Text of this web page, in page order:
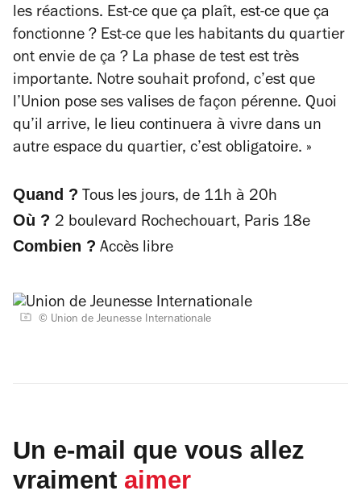
les réactions. Est-ce que ça plaît, est-ce que ça
fonctionne ? Est-ce que les habitants du quartier
ont envie de ça ? La phase de test est très
importante. Notre souhait profond, c’est que
l’Union pose ses valises de façon pérenne. Quoi
qu’il arrive, le lieu continuera à vivre dans un
autre espace du quartier, c’est obligatoire. »
Quand ? Tous les jours, de 11h à 20h
Où ? 2 boulevard Rochechouart, Paris 18e
Combien ? Accès libre
© Union de Jeunesse Internationale
Un e-mail que vous allez
vraiment aimer